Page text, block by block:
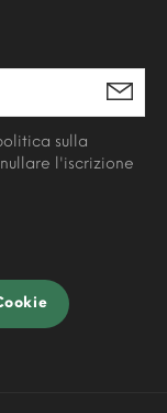
sulla
l'iscrizione